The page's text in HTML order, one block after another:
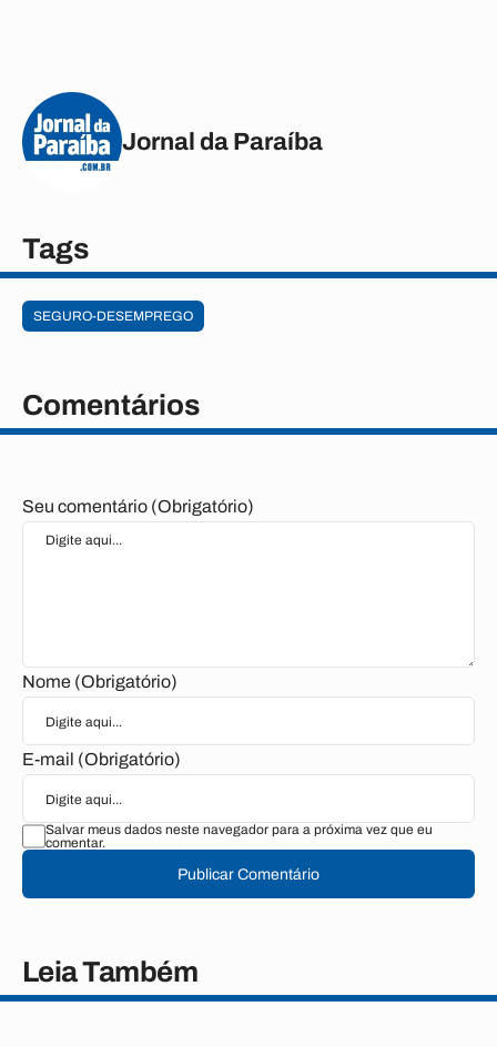
Jornal da Paraíba
Tags
SEGURO-DESEMPREGO
Comentários
Seu comentário (Obrigatório)
Nome (Obrigatório)
E-mail (Obrigatório)
Salvar meus dados neste navegador para a próxima vez que eu
comentar.
Publicar Comentário
Leia Também